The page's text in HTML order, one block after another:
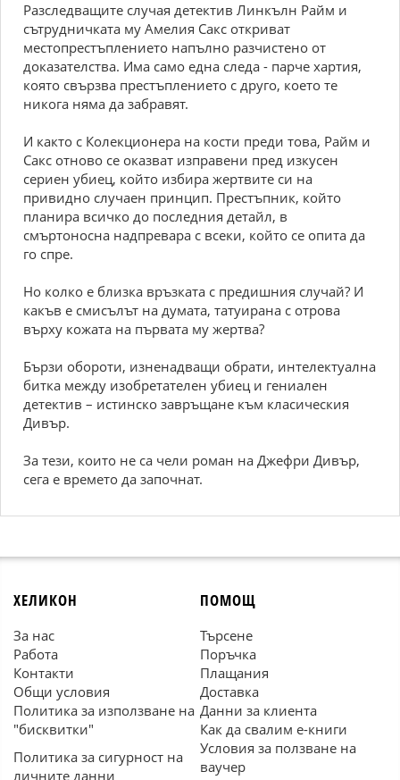
Разследващите случая детектив Линкълн Райм и
сътрудничката му Амелия Сакс откриват
местопрестъплението напълно разчистено от
доказателства. Има само една следа - парче хартия,
която свързва престъплението с друго, което те
никога няма да забравят.
И както с Колекционера на кости преди това, Райм и
Сакс отново се оказват изправени пред изкусен
сериен убиец, който избира жертвите си на
привидно случаен принцип. Престъпник, който
планира всичко до последния детайл, в
смъртоносна надпревара с всеки, който се опита да
го спре.
Но колко е близка връзката с предишния случай? И
какъв е смисълът на думата, татуирана с отрова
върху кожата на първата му жертва?
Бързи обороти, изненадващи обрати, интелектуална
битка между изобретателен убиец и гениален
детектив – истинско завръщане към класическия
Дивър.
За тези, които не са чели роман на Джефри Дивър,
сега е времето да започнат.
ХЕЛИКОН
За нас
Работа
Контакти
Общи условия
Политика за използване на
"бисквитки"
Политика за сигурност на
личните данни
ПОМОЩ
Търсене
Поръчка
Плащания
Доставка
Данни за клиента
Как да свалим е-книги
Условия за ползване на
ваучер